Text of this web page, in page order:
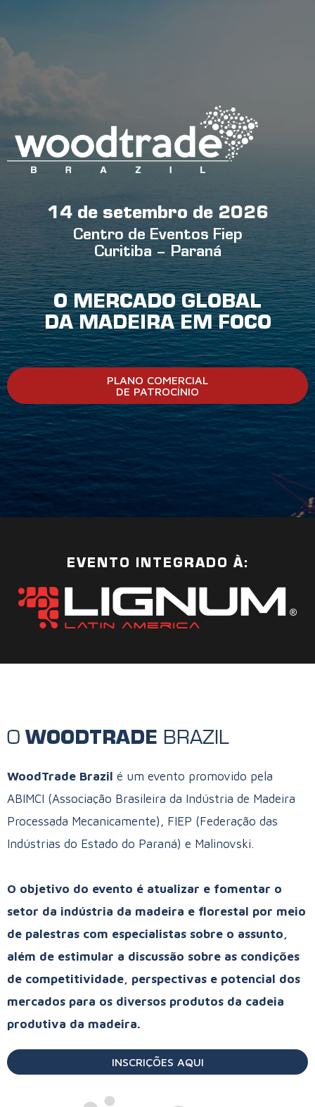
14 de setembro de 2026
Centro de Eventos Fiep
Curitiba – Paraná
O MERCADO GLOBAL
DA MADEIRA EM FOCO
PLANO COMERCIAL
DE PATROCÍNIO
EVENTO INTEGRADO À:
O WOODTRADE BRAZIL
WoodTrade Brazil é um evento promovido pela
ABIMCI (Associação Brasileira da Indústria de Madeira
Processada Mecanicamente), FIEP (Federação das
Indústrias do Estado do Paraná) e Malinovski.
O objetivo do evento é atualizar e fomentar o
setor da indústria da madeira e florestal por meio
de palestras com especialistas sobre o assunto,
além de estimular a discussão sobre as condições
de competitividade, perspectivas e potencial dos
mercados para os diversos produtos da cadeia
produtiva da madeira.
INSCRIÇÕES AQUI